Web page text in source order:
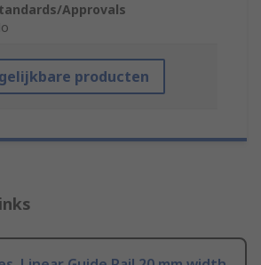
Approvals
producten